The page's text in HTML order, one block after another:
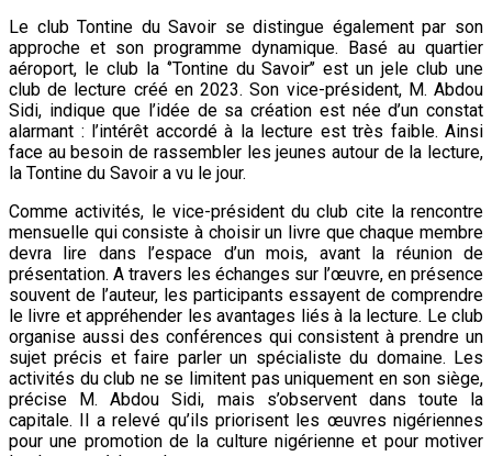
Le club Tontine du Savoir se distingue également par son
approche et son programme dynamique. Basé au quartier
aéroport, le club la ‘’Tontine du Savoir’’ est un jele club une
club de lecture créé en 2023. Son vice-président, M. Abdou
Sidi, indique que l’idée de sa création est née d’un constat
alarmant : l’intérêt accordé à la lecture est très faible. Ainsi
face au besoin de rassembler les jeunes autour de la lecture,
la Tontine du Savoir a vu le jour.
Comme activités, le vice-président du club cite la rencontre
mensuelle qui consiste à choisir un livre que chaque membre
devra lire dans l’espace d’un mois, avant la réunion de
présentation. A travers les échanges sur l’œuvre, en présence
souvent de l’auteur, les participants essayent de comprendre
le livre et appréhender les avantages liés à la lecture. Le club
organise aussi des conférences qui consistent à prendre un
sujet précis et faire parler un spécialiste du domaine. Les
activités du club ne se limitent pas uniquement en son siège,
précise M. Abdou Sidi, mais s’observent dans toute la
capitale. Il a relevé qu’ils priorisent les œuvres nigériennes
pour une promotion de la culture nigérienne et pour motiver